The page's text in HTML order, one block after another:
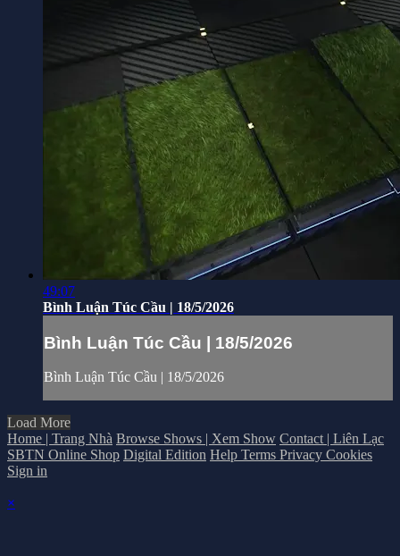
49:07
Bình Luận Túc Cầu | 18/5/2026
Bình Luận Túc Cầu | 18/5/2026
Bình Luận Túc Cầu | 18/5/2026
Load More
Home | Trang Nhà Browse Shows | Xem Show Contact | Liên Lạc
SBTN Online Shop Digital Edition Help Terms Privacy Cookies
Sign in
×